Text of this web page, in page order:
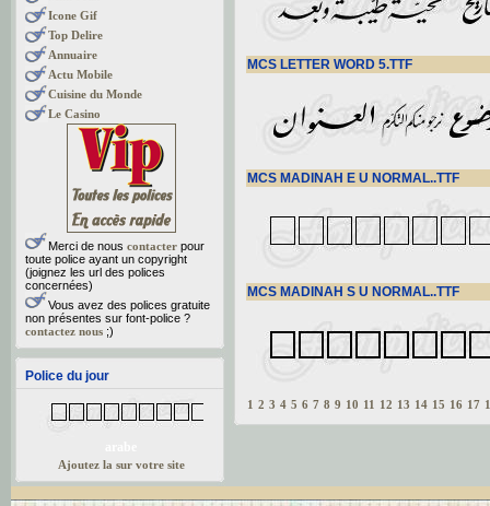
Icone Gif
Top Delire
Annuaire
Actu Mobile
Cuisine du Monde
Le Casino
Merci de nous contacter pour
toute police ayant un copyright
(joignez les url des polices
concernées)
Vous avez des polices gratuite
non présentes sur font-police ?
contactez nous ;)
Police du jour
Ajoutez la sur votre site
MCS LETTER WORD 5.TTF
MCS MADINAH E U NORMAL..TTF
MCS MADINAH S U NORMAL..TTF
1 2 3 4 5 6 7 8 9 10 11 12 13 14 15 16 17